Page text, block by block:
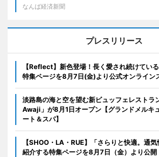
なんば経済新聞
プレスリリース
【Reflect】新色登場！長く愛され続けてい
特集ページを8月7日(金)より公式オンライン
淡路島の海と空を望む新ビュッフェレストラ
Awaji」が8月1日オープン【グランドメルキ
ート＆スパ】
【SHOO・LA・RUE】「さらりと快適。通
紹介する特集ページを8月7日（金）より公開